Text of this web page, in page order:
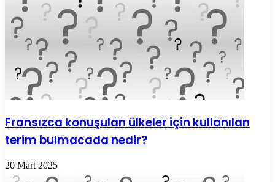
Fransızca konuşulan ülkeler için kullanılan
terim bulmacada nedir?
20 Mart 2025